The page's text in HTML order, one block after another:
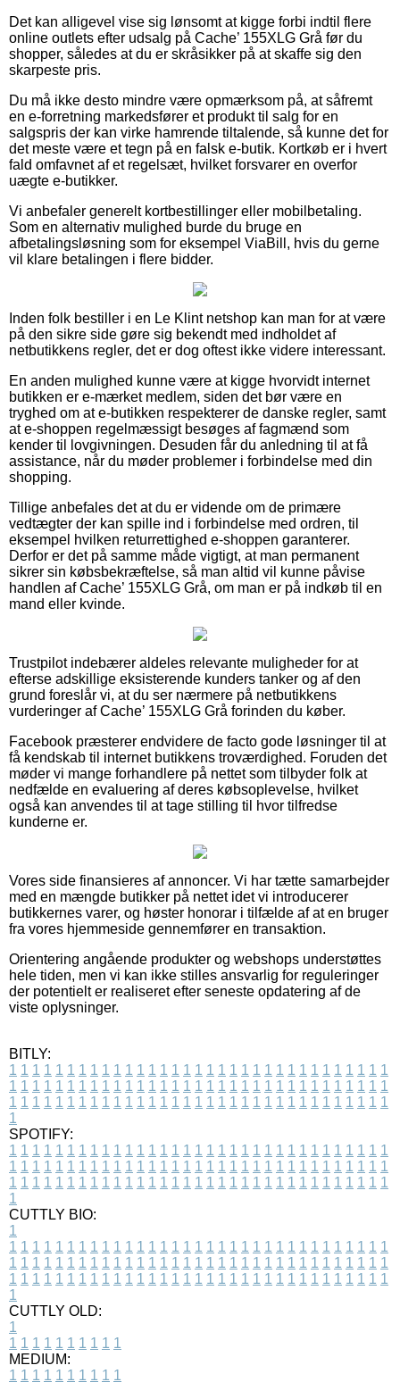
Det kan alligevel vise sig lønsomt at kigge forbi indtil flere
online outlets efter udsalg på Cache’ 155XLG Grå før du
shopper, således at du er skråsikker på at skaffe sig den
skarpeste pris.
Du må ikke desto mindre være opmærksom på, at såfremt
en e-forretning markedsfører et produkt til salg for en
salgspris der kan virke hamrende tiltalende, så kunne det for
det meste være et tegn på en falsk e-butik. Kortkøb er i hvert
fald omfavnet af et regelsæt, hvilket forsvarer en overfor
uægte e-butikker.
Vi anbefaler generelt kortbestillinger eller mobilbetaling.
Som en alternativ mulighed burde du bruge en
afbetalingsløsning som for eksempel ViaBill, hvis du gerne
vil klare betalingen i flere bidder.
Inden folk bestiller i en Le Klint netshop kan man for at være
på den sikre side gøre sig bekendt med indholdet af
netbutikkens regler, det er dog oftest ikke videre interessant.
En anden mulighed kunne være at kigge hvorvidt internet
butikken er e-mærket medlem, siden det bør være en
tryghed om at e-butikken respekterer de danske regler, samt
at e-shoppen regelmæssigt besøges af fagmænd som
kender til lovgivningen. Desuden får du anledning til at få
assistance, når du møder problemer i forbindelse med din
shopping.
Tillige anbefales det at du er vidende om de primære
vedtægter der kan spille ind i forbindelse med ordren, til
eksempel hvilken returrettighed e-shoppen garanterer.
Derfor er det på samme måde vigtigt, at man permanent
sikrer sin købsbekræftelse, så man altid vil kunne påvise
handlen af Cache’ 155XLG Grå, om man er på indkøb til en
mand eller kvinde.
Trustpilot indebærer aldeles relevante muligheder for at
efterse adskillige eksisterende kunders tanker og af den
grund foreslår vi, at du ser nærmere på netbutikkens
vurderinger af Cache’ 155XLG Grå forinden du køber.
Facebook præsterer endvidere de facto gode løsninger til at
få kendskab til internet butikkens troværdighed. Foruden det
møder vi mange forhandlere på nettet som tilbyder folk at
nedfælde en evaluering af deres købsoplevelse, hvilket
også kan anvendes til at tage stilling til hvor tilfredse
kunderne er.
Vores side finansieres af annoncer. Vi har tætte samarbejder
med en mængde butikker på nettet idet vi introducerer
butikkernes varer, og høster honorar i tilfælde af at en bruger
fra vores hjemmeside gennemfører en transaktion.
Orientering angående produkter og webshops understøttes
hele tiden, men vi kan ikke stilles ansvarlig for reguleringer
der potentielt er realiseret efter seneste opdatering af de
viste oplysninger.
BITLY:
1 1 1 1 1 1 1 1 1 1 1 1 1 1 1 1 1 1 1 1 1 1 1 1 1 1 1 1 1 1 1 1 1
1 1 1 1 1 1 1 1 1 1 1 1 1 1 1 1 1 1 1 1 1 1 1 1 1 1 1 1 1 1 1 1 1
1 1 1 1 1 1 1 1 1 1 1 1 1 1 1 1 1 1 1 1 1 1 1 1 1 1 1 1 1 1 1 1 1
1
SPOTIFY:
1 1 1 1 1 1 1 1 1 1 1 1 1 1 1 1 1 1 1 1 1 1 1 1 1 1 1 1 1 1 1 1 1
1 1 1 1 1 1 1 1 1 1 1 1 1 1 1 1 1 1 1 1 1 1 1 1 1 1 1 1 1 1 1 1 1
1 1 1 1 1 1 1 1 1 1 1 1 1 1 1 1 1 1 1 1 1 1 1 1 1 1 1 1 1 1 1 1 1
1
CUTTLY BIO:
1
1 1 1 1 1 1 1 1 1 1 1 1 1 1 1 1 1 1 1 1 1 1 1 1 1 1 1 1 1 1 1 1 1
1 1 1 1 1 1 1 1 1 1 1 1 1 1 1 1 1 1 1 1 1 1 1 1 1 1 1 1 1 1 1 1 1
1 1 1 1 1 1 1 1 1 1 1 1 1 1 1 1 1 1 1 1 1 1 1 1 1 1 1 1 1 1 1 1 1
1
CUTTLY OLD:
1
1 1 1 1 1 1 1 1 1 1
MEDIUM:
1 1 1 1 1 1 1 1 1 1